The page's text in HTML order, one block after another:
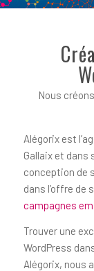
Nous
Alégorix est
Gallaix et dans
conception de
dans l’offre de
campagnes
Trouver une
WordPress
Alégorix, nous